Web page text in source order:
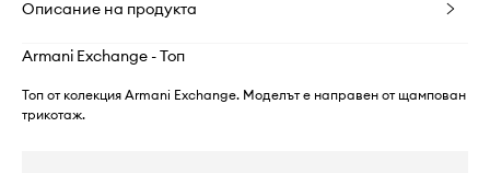
Описание на продукта
Armani Exchange - Топ
Топ от колекция Armani Exchange. Моделът е направен от щампован
трикотаж.